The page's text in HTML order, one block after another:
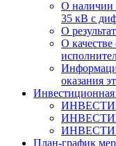
О наличии
35 кВ с
О
О
оказания
План-график